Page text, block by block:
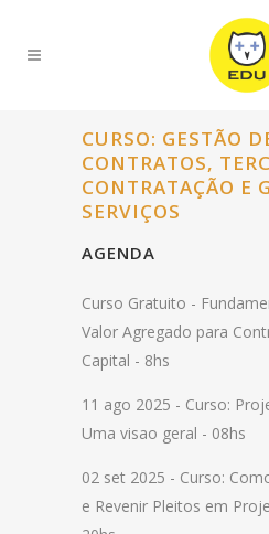
CURSO: GESTÃO
CONTRATOS,
CONTRATAÇÃO E
SERVIÇOS
AGENDA
Curso Gratuito -
Valor Agregado para
Capital - 8hs
11 ago 2025 - Curso:
Uma visao geral - 08hs
02 set 2025 - Curso:
e Revenir Pleitos em